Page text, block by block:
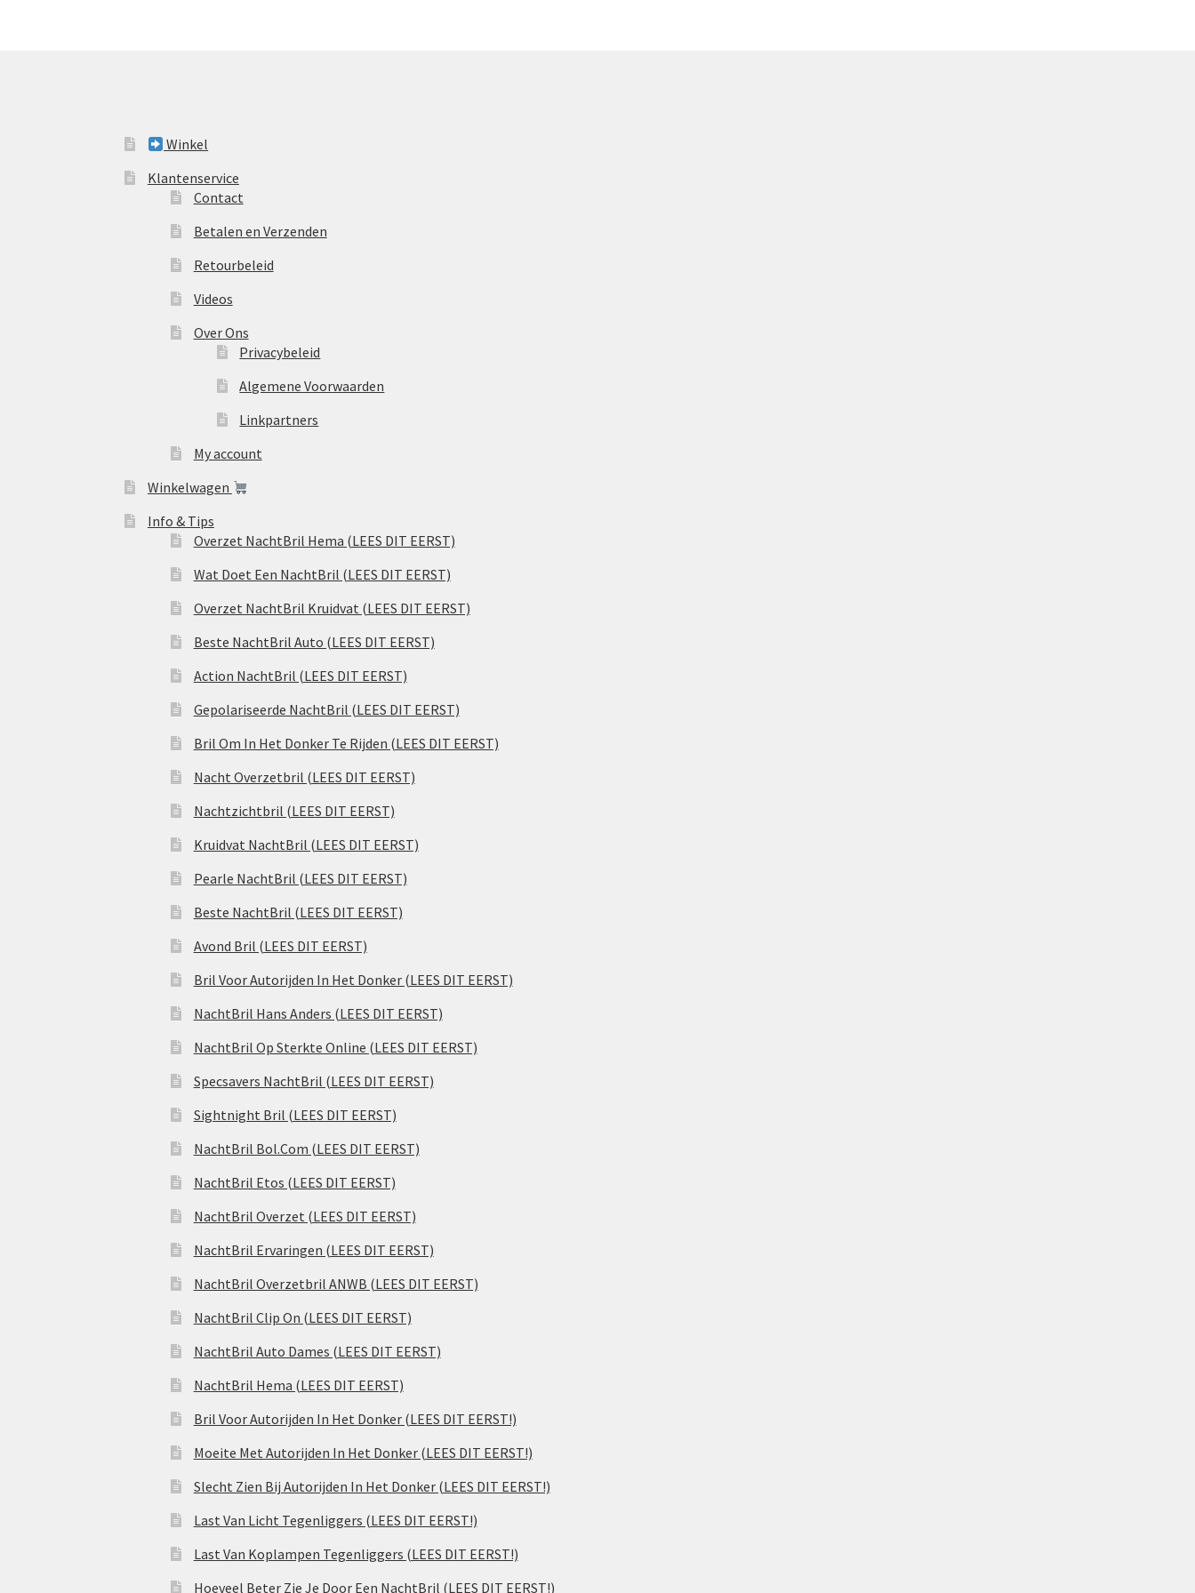
Winkel
Klantenservice
Contact
Betalen en Verzenden
Retourbeleid
Videos
Over Ons
Privacybeleid
Algemene Voorwaarden
Linkpartners
My account
Winkelwagen
Info & Tips
Overzet NachtBril Hema (LEES DIT EERST)
Wat Doet Een NachtBril (LEES DIT EERST)
Overzet NachtBril Kruidvat (LEES DIT EERST)
Beste NachtBril Auto (LEES DIT EERST)
Action NachtBril (LEES DIT EERST)
Gepolariseerde NachtBril (LEES DIT EERST)
Bril Om In Het Donker Te Rijden (LEES DIT EERST)
Nacht Overzetbril (LEES DIT EERST)
Nachtzichtbril (LEES DIT EERST)
Kruidvat NachtBril (LEES DIT EERST)
Pearle NachtBril (LEES DIT EERST)
Beste NachtBril (LEES DIT EERST)
Avond Bril (LEES DIT EERST)
Bril Voor Autorijden In Het Donker (LEES DIT EERST)
NachtBril Hans Anders (LEES DIT EERST)
NachtBril Op Sterkte Online (LEES DIT EERST)
Specsavers NachtBril (LEES DIT EERST)
Sightnight Bril (LEES DIT EERST)
NachtBril Bol.Com (LEES DIT EERST)
NachtBril Etos (LEES DIT EERST)
NachtBril Overzet (LEES DIT EERST)
NachtBril Ervaringen (LEES DIT EERST)
NachtBril Overzetbril ANWB (LEES DIT EERST)
NachtBril Clip On (LEES DIT EERST)
NachtBril Auto Dames (LEES DIT EERST)
NachtBril Hema (LEES DIT EERST)
Bril Voor Autorijden In Het Donker (LEES DIT EERST!)
Moeite Met Autorijden In Het Donker (LEES DIT EERST!)
Slecht Zien Bij Autorijden In Het Donker (LEES DIT EERST!)
Last Van Licht Tegenliggers (LEES DIT EERST!)
Last Van Koplampen Tegenliggers (LEES DIT EERST!)
Hoeveel Beter Zie Je Door Een NachtBril (LEES DIT EERST!)